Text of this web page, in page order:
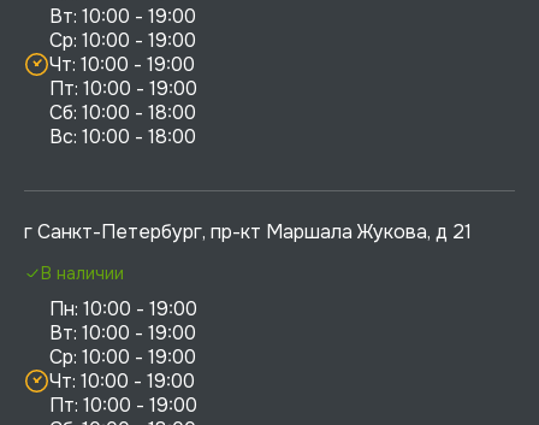
Вт: 10:00 - 19:00
Ср: 10:00 - 19:00
Чт: 10:00 - 19:00
Пт: 10:00 - 19:00
Сб: 10:00 - 18:00
г Санкт-Петербург, пр-кт Маршала Жукова, д 21
Пн: 10:00 - 19:00
Вт: 10:00 - 19:00
Ср: 10:00 - 19:00
Чт: 10:00 - 19:00
Пт: 10:00 - 19:00
В наличии